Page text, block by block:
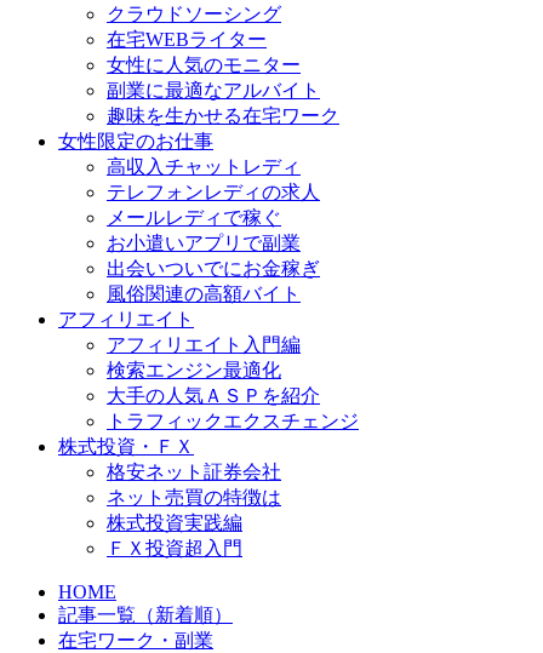
クラウドソーシング
在宅WEBライター
女性に人気のモニター
副業に最適なアルバイト
趣味を生かせる在宅ワーク
女性限定のお仕事
高収入チャットレディ
テレフォンレディの求人
メールレディで稼ぐ
お小遣いアプリで副業
出会いついでにお金稼ぎ
風俗関連の高額バイト
アフィリエイト
アフィリエイト入門編
検索エンジン最適化
大手の人気ＡＳＰを紹介
トラフィックエクスチェンジ
株式投資・ＦＸ
格安ネット証券会社
ネット売買の特徴は
株式投資実践編
ＦＸ投資超入門
HOME
記事一覧（新着順）
在宅ワーク・副業